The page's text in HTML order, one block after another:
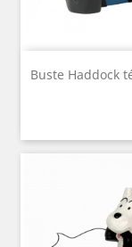
Buste Haddock